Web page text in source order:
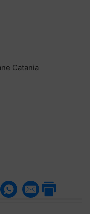
Catania